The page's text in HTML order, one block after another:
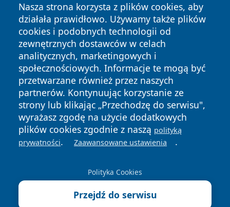
Nasza strona korzysta z plików cookies, aby
działała prawidłowo. Używamy także plików
cookies i podobnych technologii od
zewnętrznych dostawców w celach
analitycznych, marketingowych i
społecznościowych. Informacje te mogą być
przetwarzane również przez naszych
partnerów. Kontynuując korzystanie ze
strony lub klikając „Przechodzę do serwisu",
wyrażasz zgodę na użycie dodatkowych
plików cookies zgodnie z naszą polityką
prywatności. Zaawansowane ustawienia .
Polityka Cookies
Przejdź do serwisu
Copyright © 2026 tuzamosc.pl Wszystkie prawa zastrzeżone.
News Autorzy
Polityka
Prywatności
Polityka
Cookies